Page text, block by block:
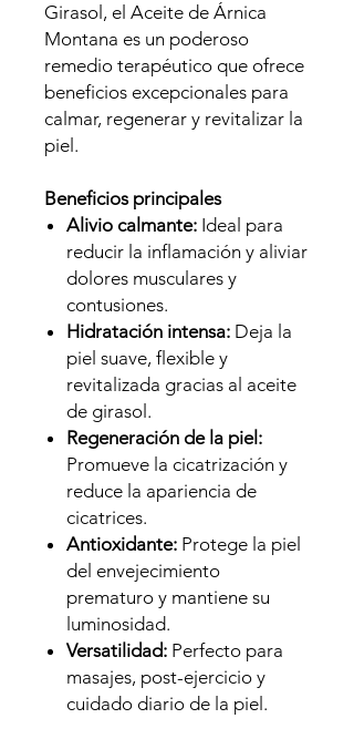
Girasol, el Aceite de Árnica
Montana es un poderoso
remedio terapéutico que ofrece
beneficios excepcionales para
calmar, regenerar y revitalizar la
piel.
Beneficios principales
Alivio calmante: Ideal para
reducir la inflamación y aliviar
dolores musculares y
contusiones.
Hidratación intensa: Deja la
piel suave, flexible y
revitalizada gracias al aceite
de girasol.
Regeneración de la piel:
Promueve la cicatrización y
reduce la apariencia de
cicatrices.
Antioxidante: Protege la piel
del envejecimiento
prematuro y mantiene su
luminosidad.
Versatilidad: Perfecto para
masajes, post-ejercicio y
cuidado diario de la piel.